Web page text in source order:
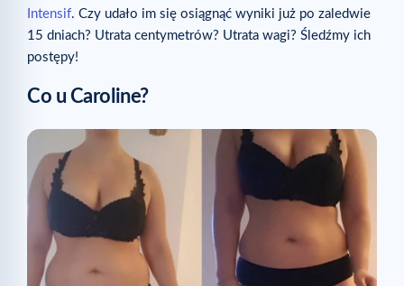
Intensif. Czy udało im się osiągnąć wyniki już po zaledwie
15 dniach? Utrata centymetrów? Utrata wagi? Śledźmy ich
postępy!
Co u Caroline?